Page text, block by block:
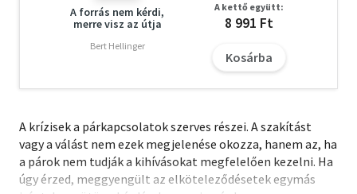
A forrás nem kérdi,
merre visz az útja
Bert Hellinger
A kettő együtt:
8 991 Ft
Kosárba
A krízisek a párkapcsolatok szerves részei. A szakítást
vagy a válást nem ezek megjelenése okozza, hanem az, ha
a párok nem tudják a kihívásokat megfelelően kezelni. Ha
úgy érzed, meggyengült az elköteleződésetek egymás